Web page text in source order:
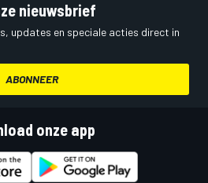
nieuwsbrief
updates en speciale acties direct in
ABONNEER
onze app